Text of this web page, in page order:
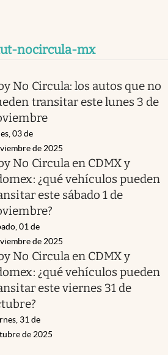
nocircula-mx
No Circula: los autos que no
transitar este lunes 3 de
03 de
de 2025
No Circula en CDMX y
¿qué vehículos pueden
este sábado 1 de
01 de
de 2025
No Circula en CDMX y
¿qué vehículos pueden
este viernes 31 de
31 de
de 2025